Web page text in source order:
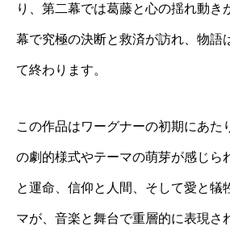
り、第二幕では葛藤と心の揺れ動き
幕で究極の決断と救済が訪れ、物語
て終わります。
この作品はワーグナーの初期にあた
の劇的様式やテーマの萌芽が感じら
と運命、信仰と人間、そして愛と犠
マが、音楽と舞台で重層的に表現さ